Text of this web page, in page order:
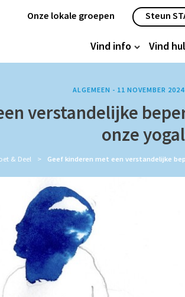
Metanavigatie
Onze lokale groepen Steun
Vind info Vind
ALGEMEEN - 11 NOVEMBER
verstandelijke
onze
& Deel Geef kinderen met een verstandelijke